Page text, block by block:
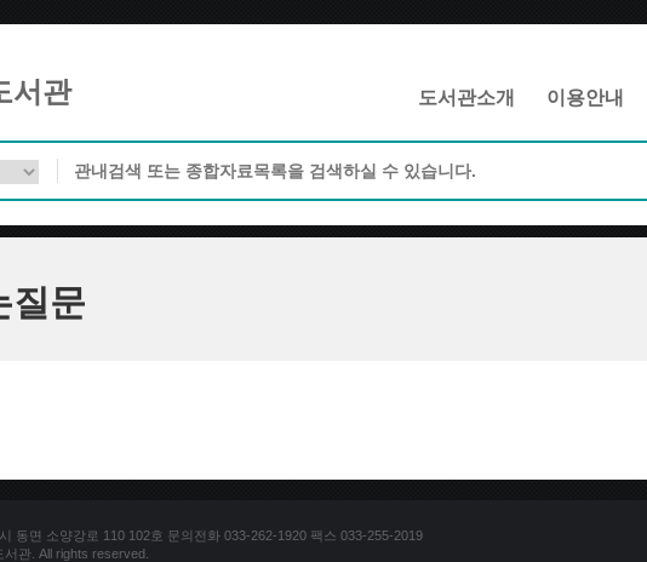
서관 도서관소개 이용안내
질문
동면 소양강로 110 102호 문의전화 033-262-1920 팩스 033-255-2019
관. All rights reserved.